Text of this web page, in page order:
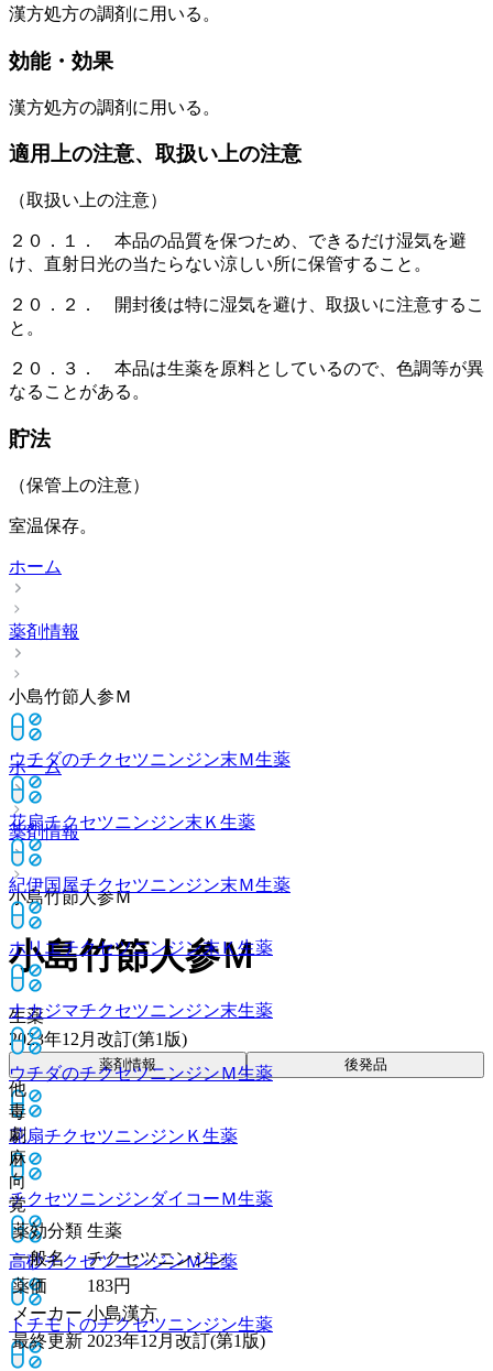
漢方処方の調剤に用いる。
効能・効果
漢方処方の調剤に用いる。
適用上の注意、取扱い上の注意
（取扱い上の注意）
２０．１． 本品の品質を保つため、できるだけ湿気を避
け、直射日光の当たらない涼しい所に保管すること。
２０．２． 開封後は特に湿気を避け、取扱いに注意するこ
と。
２０．３． 本品は生薬を原料としているので、色調等が異
なることがある。
貯法
（保管上の注意）
室温保存。
ホーム
薬剤情報
小島竹節人参Ｍ
ウチダのチクセツニンジン末Ｍ生薬
花扇チクセツニンジン末Ｋ 生薬
紀伊国屋チクセツニンジン末Ｍ生薬
ホリエチクセツニンジン末Ｋ生薬
ナカジマチクセツニンジン末生薬
ウチダのチクセツニンジンＭ生薬
花扇チクセツニンジンＫ 生薬
チクセツニンジンダイコーＭ生薬
高砂チクセツニンジンＭ生薬
トチモトのチクセツニンジン生薬
ホーム
薬剤情報
小島竹節人参Ｍ
小島竹節人参Ｍ
生薬
2023年12月改訂(第1版)
薬剤情報 後発品
他
毒
劇
麻
向
覚
薬効分類 生薬
一般名
チクセツニンジン
薬価
183円
メーカー 小島漢方
最終更新 2023年12月改訂(第1版)